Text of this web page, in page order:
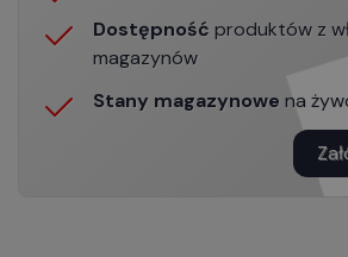
Dostępność produktów z
magazynów
Stany magazynowe na